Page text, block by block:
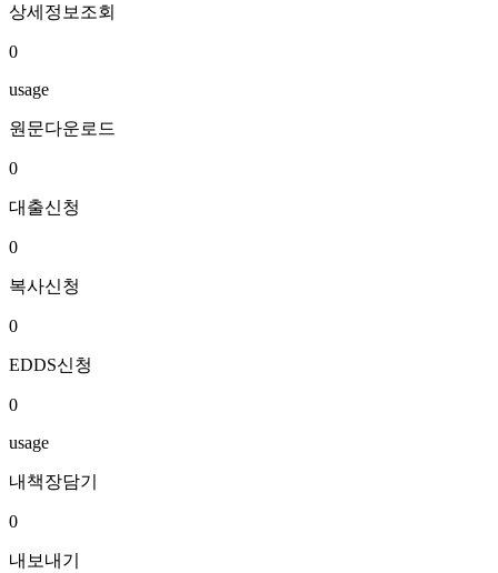
상세정보조회
0
usage
원문다운로드
0
대출신청
0
복사신청
0
EDDS신청
0
usage
내책장담기
0
내보내기